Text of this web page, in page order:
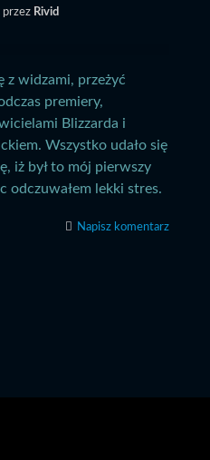
przez Rivid
z widzami, przeżyć
premiery,
Blizzarda i
Wszystko udało się
iż był to mój pierwszy
odczuwałem lekki stres.
Napisz komentarz